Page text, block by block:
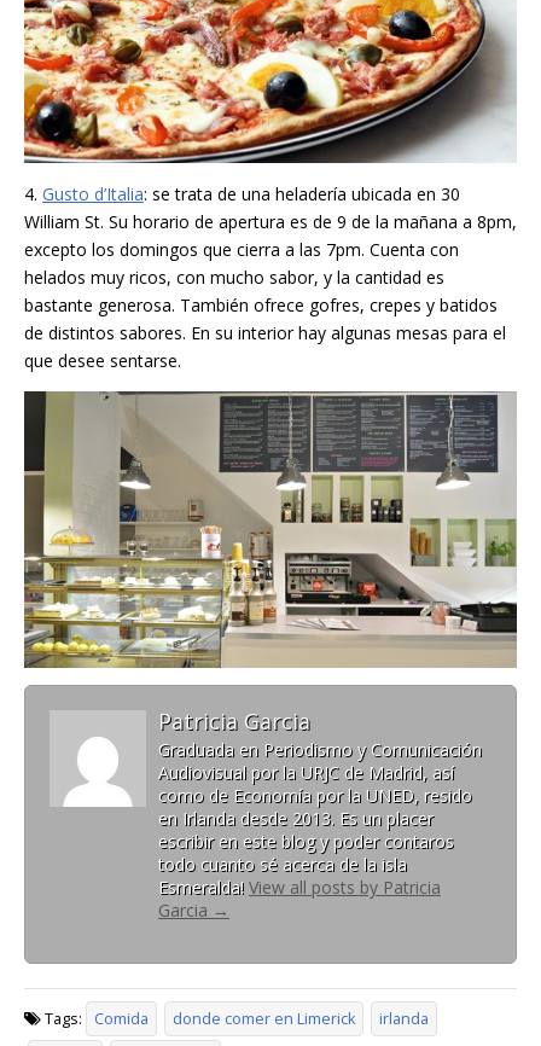
4. Gusto d’Italia: se trata de una heladería ubicada en 30
William St. Su horario de apertura es de 9 de la mañana a 8pm,
excepto los domingos que cierra a las 7pm. Cuenta con
helados muy ricos, con mucho sabor, y la cantidad es
bastante generosa. También ofrece gofres, crepes y batidos
de distintos sabores. En su interior hay algunas mesas para el
que desee sentarse.
Patricia Garcia
Graduada en Periodismo y Comunicación
Audiovisual por la URJC de Madrid, así
como de Economía por la UNED, resido
en Irlanda desde 2013. Es un placer
escribir en este blog y poder contaros
todo cuanto sé acerca de la isla
Esmeralda! View all posts by Patricia
Garcia →
Tags: Comida donde comer en Limerick irlanda